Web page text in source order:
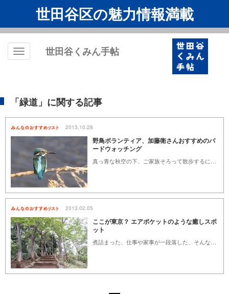
世田谷区の魅力情報満載
Toggle
世田谷くみん手帖
「緑道」に関する記事
2013.10.28
野鳥ボランティア、加藤衛さんおすすめのバ
ードウォッチング
2013.02.05
ここが東京？ エアポケットのような癒しスポ
ット